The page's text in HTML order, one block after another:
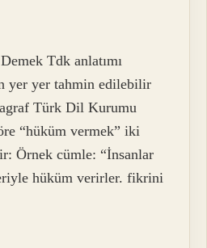
Tdk anlatımı
yer yer tahmin edilebilir
Türk Dil Kurumu
“hüküm vermek” iki
Örnek cümle: “İnsanlar
hüküm verirler. fikrini